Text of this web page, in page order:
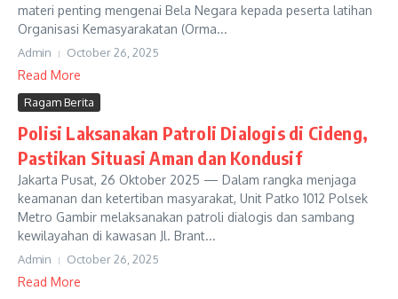
materi penting mengenai Bela Negara kepada peserta latihan
Organisasi Kemasyarakatan (Orma...
Admin October 26, 2025
Read More
Ragam Berita
Polisi Laksanakan Patroli Dialogis di Cideng,
Pastikan Situasi Aman dan Kondusif
Jakarta Pusat, 26 Oktober 2025 — Dalam rangka menjaga
keamanan dan ketertiban masyarakat, Unit Patko 1012 Polsek
Metro Gambir melaksanakan patroli dialogis dan sambang
kewilayahan di kawasan Jl. Brant...
Admin October 26, 2025
Read More